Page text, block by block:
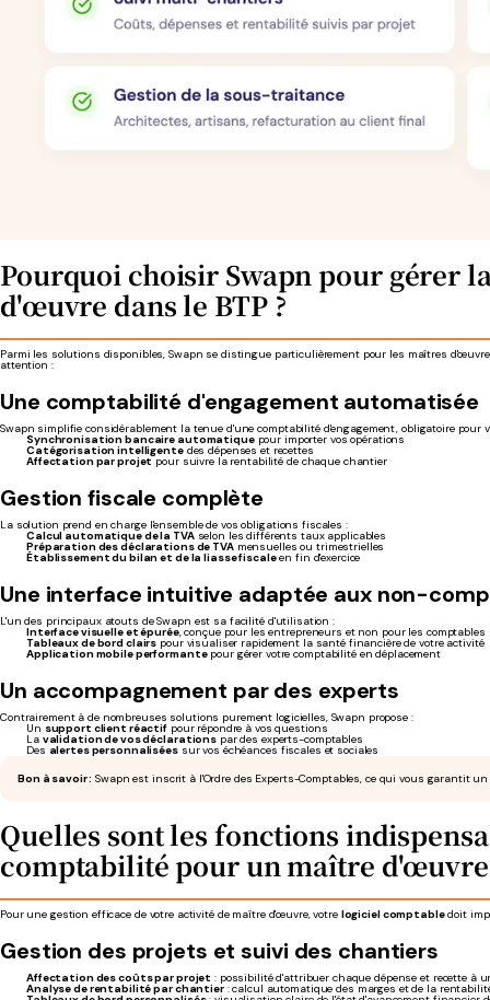
Pourquoi choisir Swapn pour gérer
d'œuvre dans le BTP ?
Parmi les solutions disponibles, Swapn se distingue particulièrement pour les maîtres
attention :
Une comptabilité d'engagement automatisée
Swapn simplifie considérablement la tenue d'une comptabilité d'engagement, obligatoire pour
Synchronisation bancaire automatiquepour importer vos opérations
Catégorisation intelligentedes dépenses et recettes
Affectation par projetpour suivre la rentabilité de chaque chantier
Gestion fiscale complète
La solution prend en charge l'ensemble de vos obligations fiscales :
Calcul automatique de la TVAselon les différents taux applicables
Préparation des déclarations de TVAmensuelles ou trimestrielles
Établissement du bilan et de la liasse fiscaleen fin d'exercice
Une interface intuitive adaptée aux non-
L'un des principaux atouts de Swapn est sa facilité d'utilisation :
Interface visuelle et épurée, conçue pour les entrepreneurs et non pour les comptables
Tableaux de bord clairs pour visualiser rapidement la santé financière de votre activité
Application mobile performantepour gérer votre comptabilité en déplacement
Un accompagnement par des experts
Contrairement à de nombreuses solutions purement logicielles, Swapn propose :
Un support client réactif pour répondre à vos questions
La validation de vos déclarations par des experts-comptables
Des alertes personnaliséessur vos échéances fiscales et sociales
Bon à savoir : Swapn est inscrit à l'Ordre des Experts-Comptables, ce qui vous garantit
Quelles sont les fonctions
comptabilité pour un maître d'œuvre
Pour une gestion efficace de votre activité de maître d'œuvre, votre logiciel comptabledoit
Gestion des projets et suivi des chantiers
Affectation des coûts par projet : possibilité d'attribuer chaque dépense et recette à
Analyse de rentabilité par chantier: calcul automatique des marges et de la